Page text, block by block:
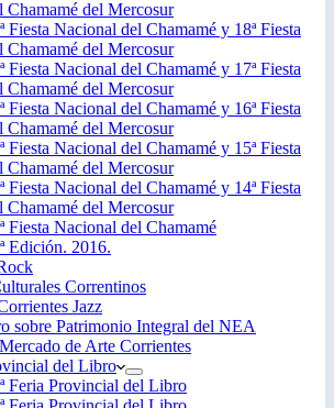
Chamamé del Mercosur
Fiesta Nacional del Chamamé y 18ª Fiesta
Chamamé del Mercosur
Fiesta Nacional del Chamamé y 17ª Fiesta
Chamamé del Mercosur
Fiesta Nacional del Chamamé y 16ª Fiesta
Chamamé del Mercosur
Fiesta Nacional del Chamamé y 15ª Fiesta
Chamamé del Mercosur
Fiesta Nacional del Chamamé y 14ª Fiesta
Chamamé del Mercosur
Fiesta Nacional del Chamamé
Edición. 2016.
Correntinos
Jazz
sobre Patrimonio Integral del NEA
de Arte Corrientes
del Libro
Feria Provincial del Libro